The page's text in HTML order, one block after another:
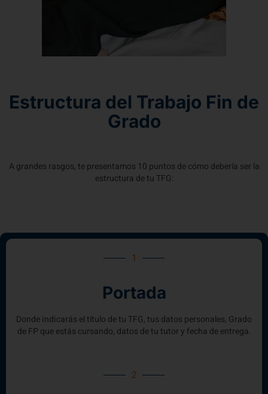
Estructura del Trabajo Fin de
Grado
A grandes rasgos, te presentamos 10 puntos de cómo debería ser la
estructura de tu TFG:
1
Portada
Donde indicarás el título de tu TFG, tus datos personales, Grado
de FP que estás cursando, datos de tu tutor y fecha de entrega.
2